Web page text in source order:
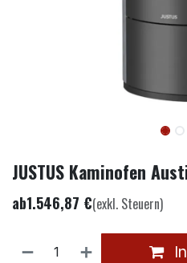
JUSTUS Kaminofen
ab1.546,87 €(exkl. Steuern)